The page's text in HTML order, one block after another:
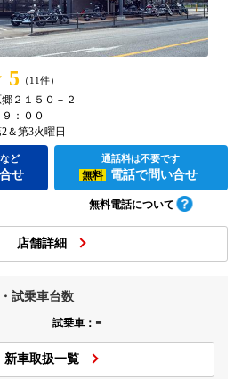
5 （11件）
２１５０－２
：００
＆第3火曜日
ど
せ
通話料は不要です
無料 電話で問い合せ
無料電話について
店舗詳細
試乗車台数
試乗車： -
新車取扱一覧